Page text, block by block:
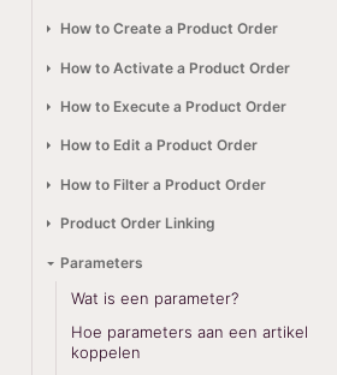
How to Create a Product Order
How to Activate a Product Order
How to Execute a Product Order
How to Edit a Product Order
How to Filter a Product Order
Product Order Linking
Parameters
Wat is een parameter?
Hoe parameters aan een artikel
koppelen